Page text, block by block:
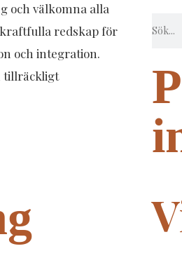
och välkomna alla
redskap för
och integration.
tillräckligt